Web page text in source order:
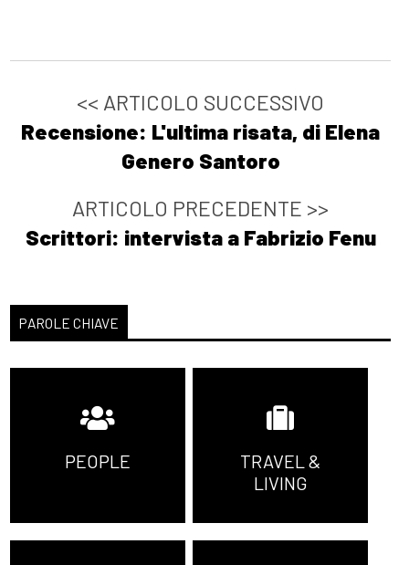
<< ARTICOLO SUCCESSIVO
Recensione: L'ultima risata, di Elena
Genero Santoro
ARTICOLO PRECEDENTE >>
Scrittori: intervista a Fabrizio Fenu
PAROLE CHIAVE
PEOPLE
TRAVEL &
LIVING